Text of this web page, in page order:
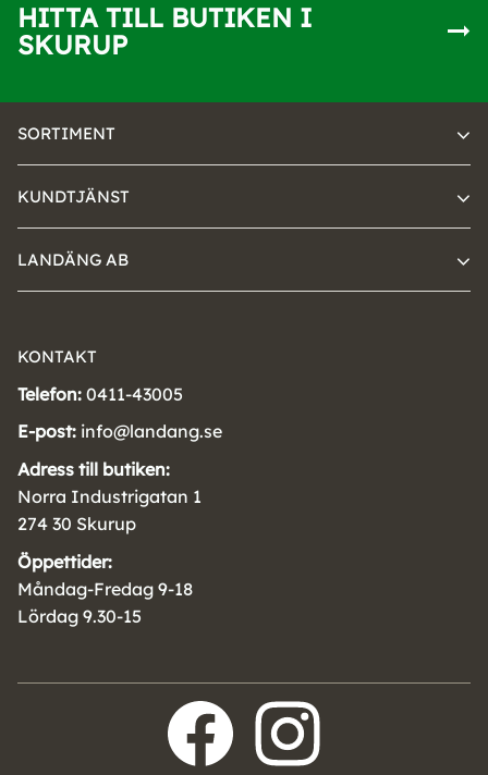
HITTA TILL BUTIKEN I
SKURUP
SORTIMENT
KUNDTJÄNST
LANDÄNG AB
KONTAKT
Telefon: 0411-43005
E-post: info@landang.se
Adress till butiken:
Norra Industrigatan 1
274 30 Skurup
Öppettider:
Måndag-Fredag 9-18
Lördag 9.30-15